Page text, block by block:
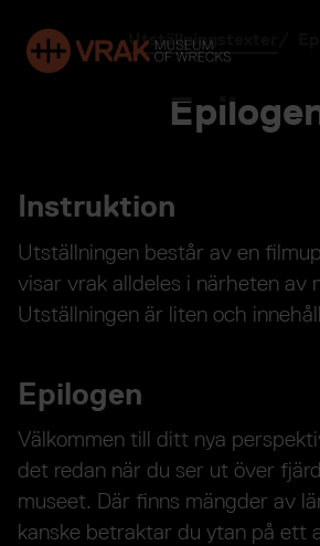
Utställningstexter
Instruktion
Utställningen består av en
visar vrak alldeles i närheten av
Utställningen är liten och
Epilogen
Välkommen till ditt nya
det redan när du ser ut över
museet. Där finns mängder av
kanske betraktar du ytan på ett